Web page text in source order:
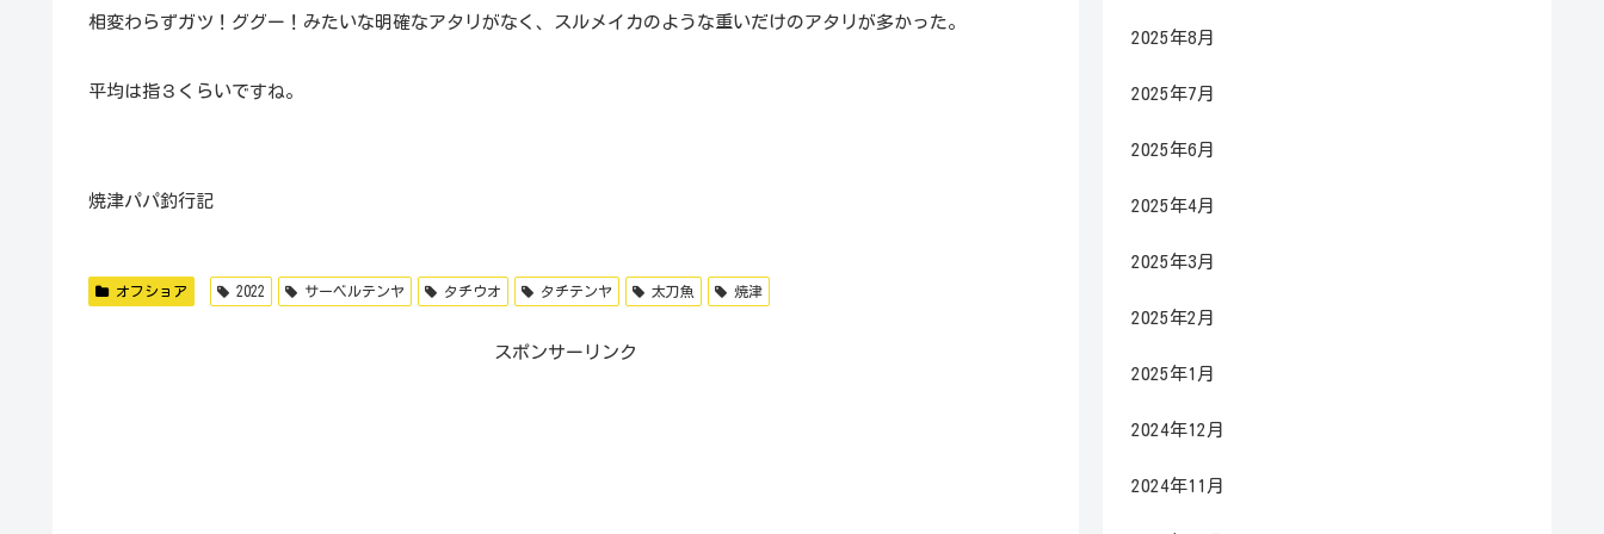
相変わらずガツ！ググー！みたいな明確なアタリがなく、スルメイカのような重いだけのアタリが多かった。
平均は指３くらいですね。
焼津パパ釣行記
オフショア 2022 サーベルテンヤ タチウオ タチテンヤ 太刀魚 焼津
スポンサーリンク
2025年8月
2025年7月
2025年6月
2025年4月
2025年3月
2025年2月
2025年1月
2024年12月
2024年11月